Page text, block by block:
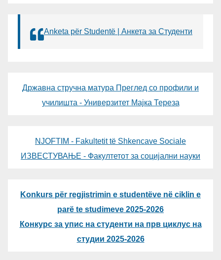
Anketa për Studentë | Анкета за Студенти
Државна стручна матура Преглед со профили и
училишта - Универзитет Мајка Тереза
NJOFTIM - Fakultetit të Shkencave Sociale
ИЗВЕСТУВАЊЕ - Факултетот за социјални науки
Konkurs për regjistrimin e studentëve në ciklin e
parë te studimeve 2025-2026
Конкурс за упис на студенти на прв циклус на
студии 2025-2026